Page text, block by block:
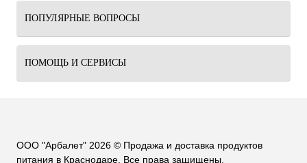
ПОПУЛЯРНЫЕ ВОПРОСЫ
ПОМОЩЬ И СЕРВИСЫ
ООО "Арбалет" 2026 © Продажа и доставка продуктов
питания в Краснодаре. Все права защищены.